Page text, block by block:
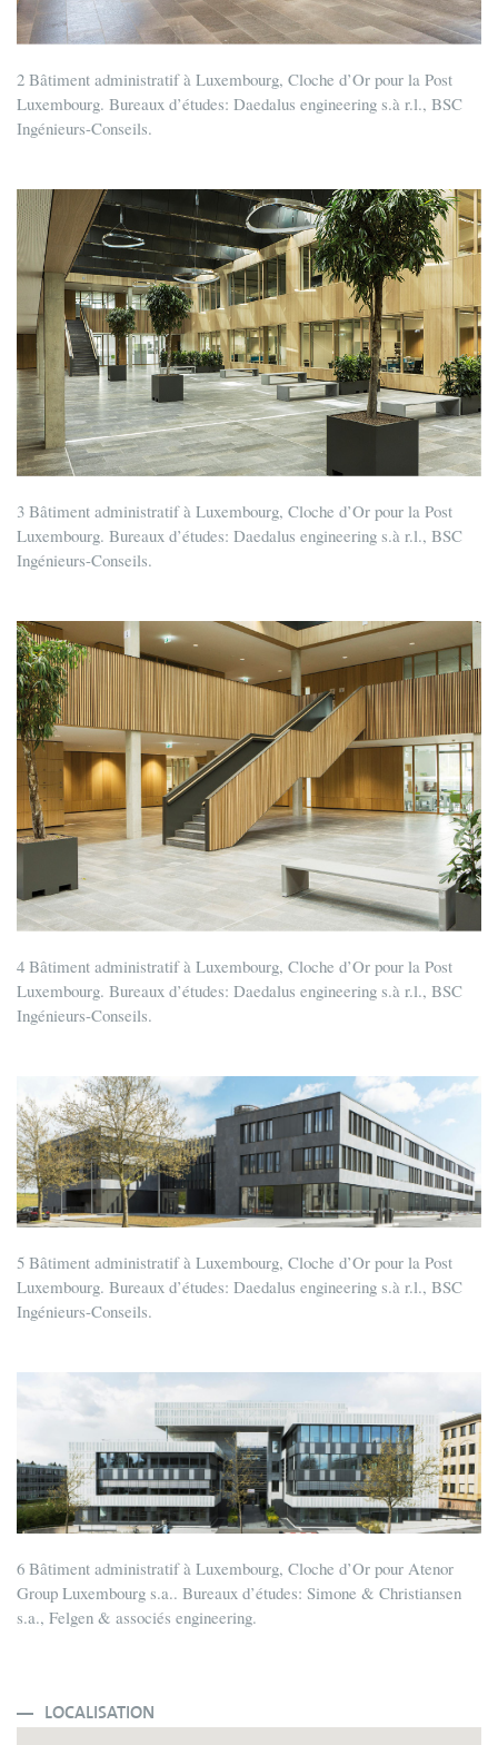
2 Bâtiment administratif à Luxembourg, Cloche d’Or pour la Post
Luxembourg. Bureaux d’études: Daedalus engineering s.à r.l., BSC
Ingénieurs-Conseils.
3 Bâtiment administratif à Luxembourg, Cloche d’Or pour la Post
Luxembourg. Bureaux d’études: Daedalus engineering s.à r.l., BSC
Ingénieurs-Conseils.
4 Bâtiment administratif à Luxembourg, Cloche d’Or pour la Post
Luxembourg. Bureaux d’études: Daedalus engineering s.à r.l., BSC
Ingénieurs-Conseils.
5 Bâtiment administratif à Luxembourg, Cloche d’Or pour la Post
Luxembourg. Bureaux d’études: Daedalus engineering s.à r.l., BSC
Ingénieurs-Conseils.
6 Bâtiment administratif à Luxembourg, Cloche d’Or pour Atenor
Group Luxembourg s.a.. Bureaux d’études: Simone & Christiansen
s.a., Felgen & associés engineering.
LOCALISATION